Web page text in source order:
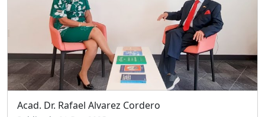
Acad. Dr. Rafael Alvarez Cordero